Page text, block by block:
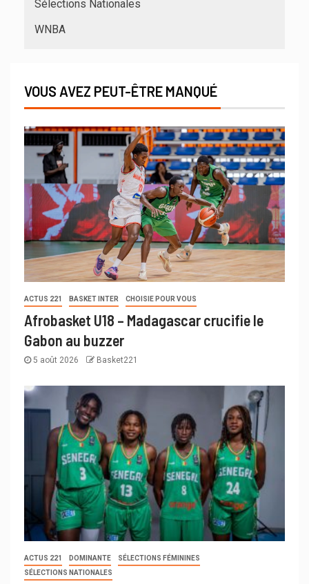
Sélections Nationales
WNBA
VOUS AVEZ PEUT-ÊTRE MANQUÉ
ACTUS 221 BASKET INTER CHOISIE POUR VOUS
Afrobasket U18 – Madagascar crucifie le
Gabon au buzzer
5 août 2026 Basket221
ACTUS 221 DOMINANTE
SÉLECTIONS FÉMININES
SÉLECTIONS NATIONALES